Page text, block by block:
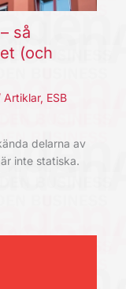
så
(och
Artiklar, ESB
delarna av
inte statiska.